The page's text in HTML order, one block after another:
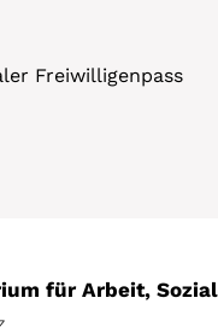
Freiwilligenpass
für Arbeit,